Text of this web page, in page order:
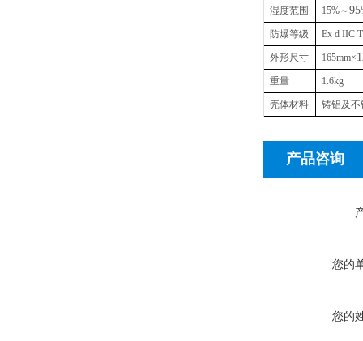
湿度范围 15%～
防爆等级 Ex d IIC
外形尺寸 165mm×
重量 1.6kg
壳体材料 铸铝及不
产品咨询
您的
您的